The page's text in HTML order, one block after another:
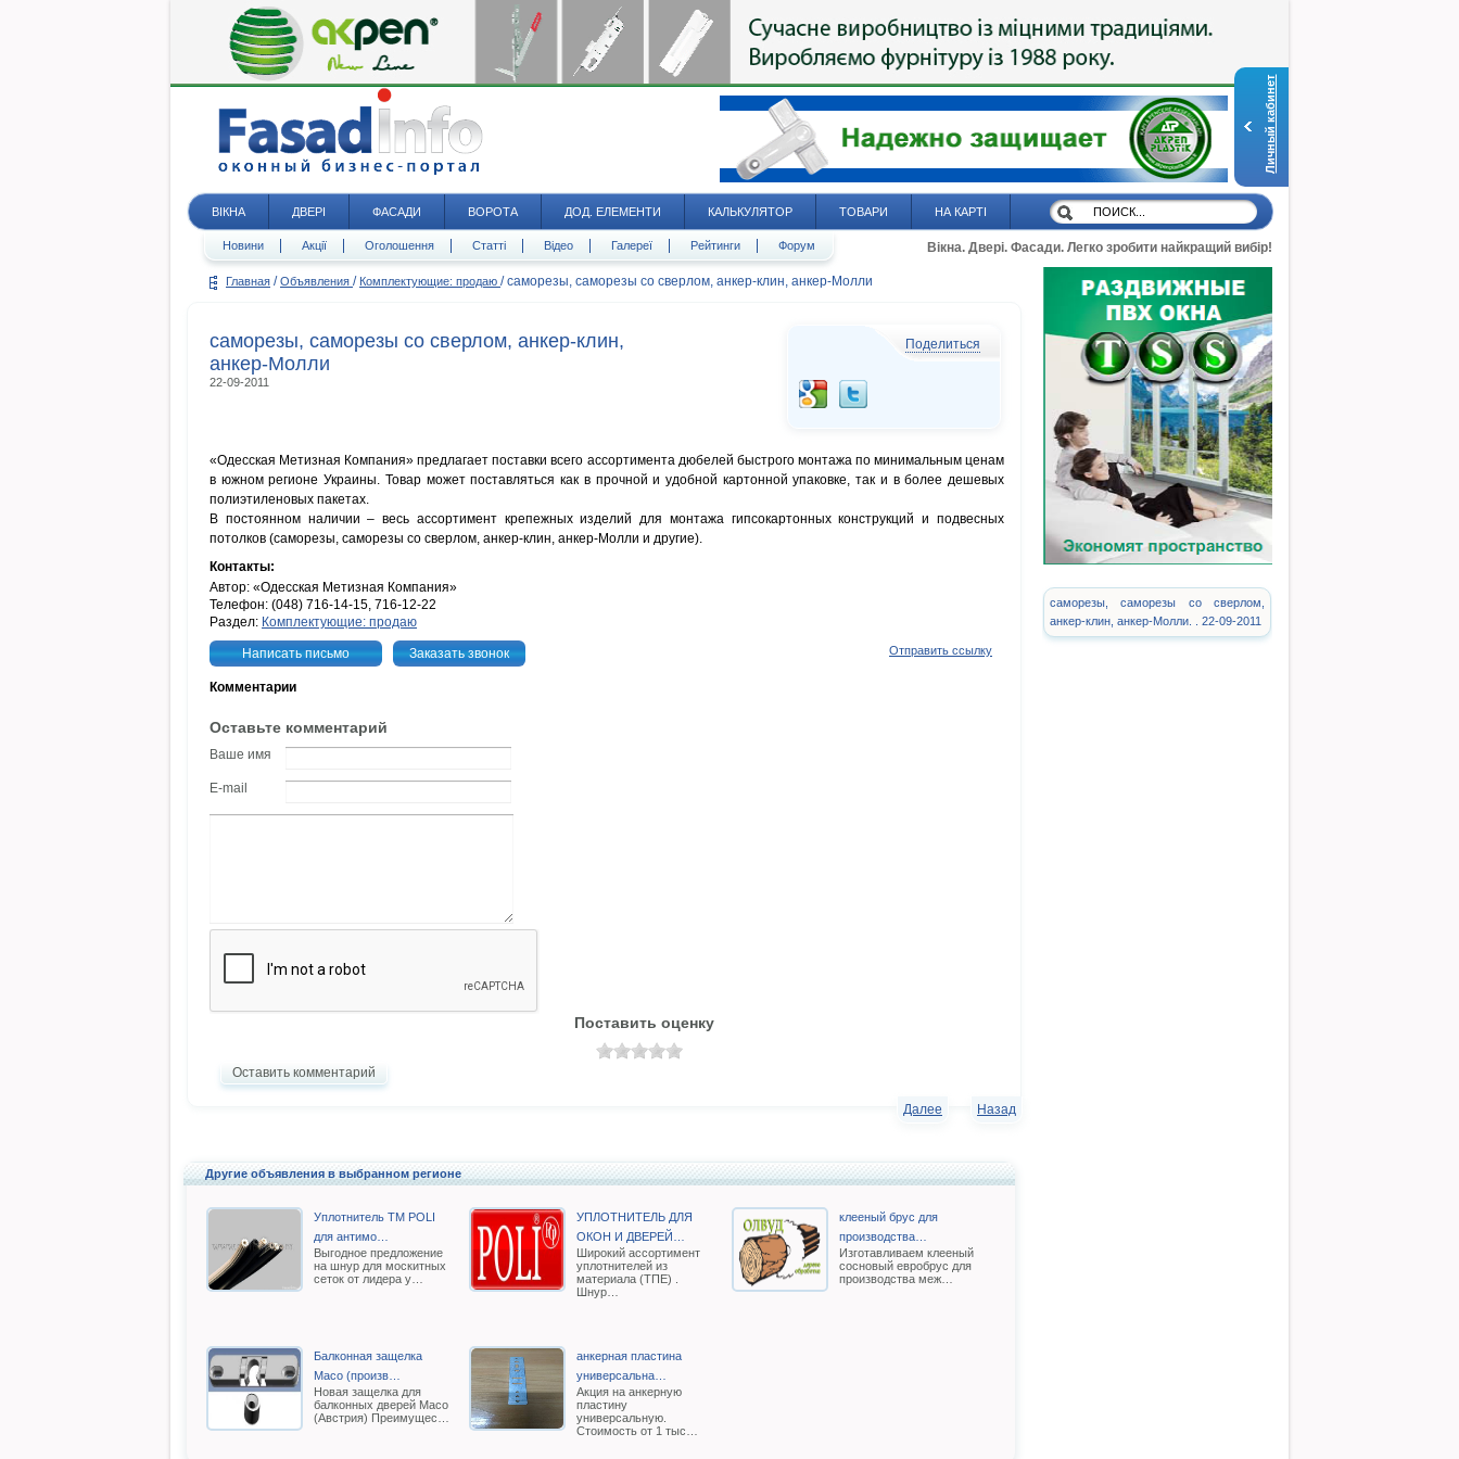
Личный кабинет
ВІКНА ДВЕРІ ФАСАДИ ВОРОТА ДОД. ЕЛЕМЕНТИ КАЛЬКУЛЯТОР ТОВАРИ НА КАРТІ
Новини Акції Оголошення Статті Відео Галереї Рейтинги Форум Вікна. Двері. Фасади. Легко зробити найкращий вибір!
Главная / Объявления / Комплектующие: продаю / саморезы, саморезы со сверлом, анкер-клин, анкер-Молли
саморезы, саморезы со сверлом, анкер-клин,
анкер-Молли
22-09-2011
Поделиться
«Одесская Метизная Компания» предлагает поставки всего ассортимента дюбелей быстрого монтажа по минимальным ценам
в южном регионе Украины. Товар может поставляться как в прочной и удобной картонной упаковке, так и в более дешевых
полиэтиленовых пакетах.
В постоянном наличии – весь ассортимент крепежных изделий для монтажа гипсокартонных конструкций и подвесных
потолков (саморезы, саморезы со сверлом, анкер-клин, анкер-Молли и другие).
Контакты:
Автор: «Одесская Метизная Компания»
Телефон: (048) 716-14-15, 716-12-22
Раздел: Комплектующие: продаю
Написать письмо Заказать звонок Отправить ссылку
Комментарии
Оставьте комментарий
Ваше имя
E-mail
Поставить оценку
Оставить комментарий
Назад
Далее
Другие объявления в выбранном регионе
Уплотнитель TM POLI
для антимо…
Выгодное предложение
на шнур для москитных
сеток от лидера у…
УПЛОТНИТЕЛЬ ДЛЯ
ОКОН И ДВЕРЕЙ…
Широкий ассортимент
уплотнителей из
материала (ТПЕ) .
Шнур…
клееный брус для
производства…
Изготавливаем клееный
сосновый евробрус для
производства меж…
Балконная защелка
Масо (произв…
Новая защелка для
балконных дверей Масо
(Австрия) Преимущес…
анкерная пластина
универсальна…
Акция на анкерную
пластину
универсальную.
Стоимость от 1 тыс…
саморезы, саморезы со сверлом,
анкер-клин, анкер-Молли. . 22-09-2011